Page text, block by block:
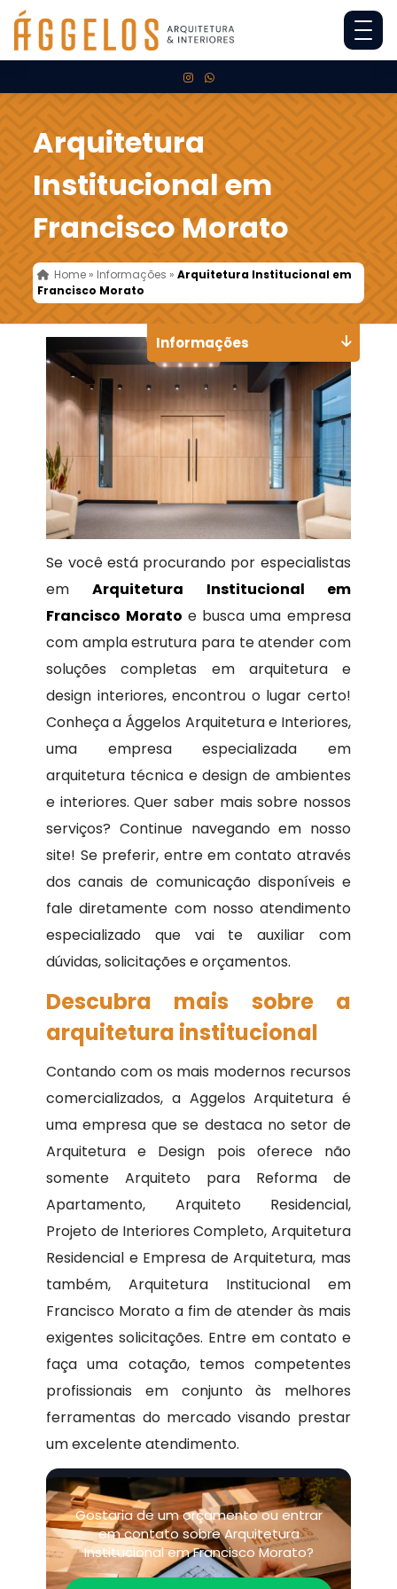
Arquitetura
Institucional em
Francisco Morato
Home » Informações »Arquitetura Institucional em
Francisco Morato
Se você está procurando por especialistas
emArquitetura Institucional em
Francisco Morato e busca uma empresa
com ampla estrutura para te atender com
soluções completas em arquitetura e
design interiores, encontrou o lugar certo!
Conheça a Ággelos Arquitetura e Interiores,
uma empresa especializada em
arquitetura técnica e design de ambientes
e interiores. Quer saber mais sobre nossos
serviços? Continue navegando em nosso
site! Se preferir, entre em contato através
dos canais de comunicação disponíveis e
fale diretamente com nosso atendimento
especializado que vai te auxiliar com
dúvidas, solicitações e orçamentos.
Descubra mais sobre a
arquitetura institucional
Contando com os mais modernos recursos
comercializados, a Aggelos Arquitetura é
uma empresa que se destaca no setor de
Arquitetura e Design pois oferece não
somente Arquiteto para Reforma de
Apartamento, Arquiteto Residencial,
Projeto de Interiores Completo, Arquitetura
Residencial e Empresa de Arquitetura, mas
também, Arquitetura Institucional em
Francisco Morato a fim de atender às mais
exigentes solicitações. Entre em contato e
faça uma cotação, temos competentes
profissionais em conjunto às melhores
ferramentas do mercado visando prestar
um excelente atendimento.
Gostaria de um orçamento ou entrar
em contato sobre Arquitetura
Institucional em Francisco Morato?
Informações